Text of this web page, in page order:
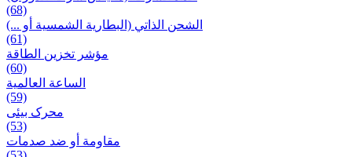
(68)
الشحن الذاتي (البطارية الشمسية أو ...)
(61)
مؤشر تخزين الطاقة
(60)
الساعة العالمية
(59)
محرک بیئی
(53)
مقاومة أو ضد صدمات